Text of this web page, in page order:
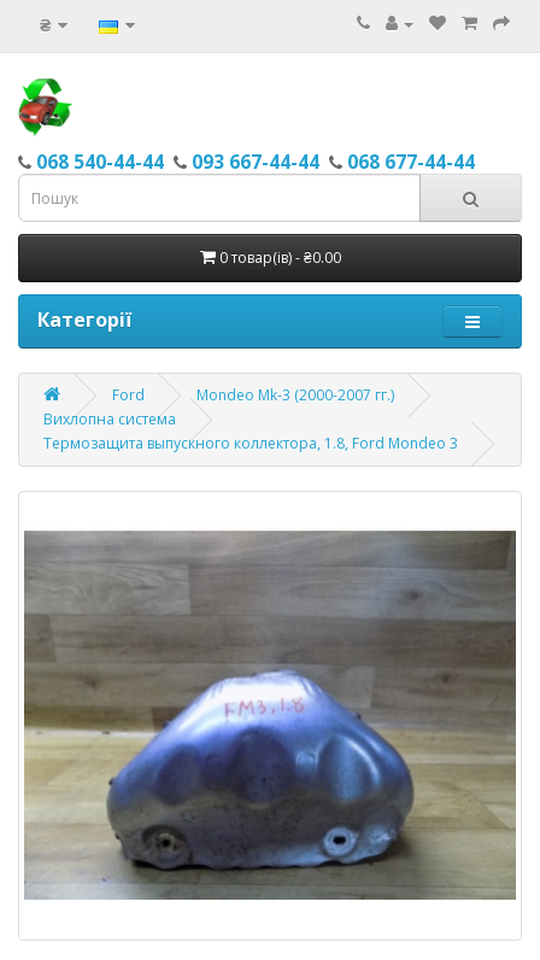
₴
068 540-44-44 093 667-44-44 068 677-44-44
0 товар(ів) - ₴0.00
Категорії
Ford
Mondeo Mk-3 (2000-2007 гг.)
Вихлопна система
Термозащита выпускного коллектора, 1.8, Ford Mondeo 3